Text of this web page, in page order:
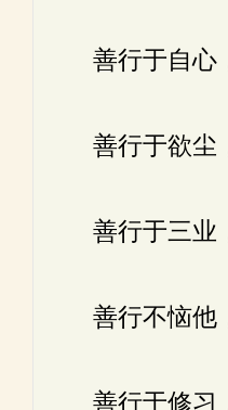
善行于自心
善行于欲尘
善行于三业
善行不恼他
善行于修习